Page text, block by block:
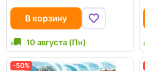
В корзину
10 августа (Пн)
-50%